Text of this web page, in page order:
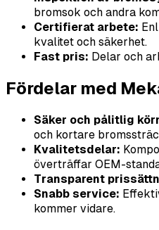
bromsok och andra
Certifierat arbete:
kvalitet och säkerhet.
Fast pris: Delar och
Fördelar med
Säker och pålitlig
och kortare
Kvalitetsdelar:
överträffar OEM-
Transparent
Snabb service:
kommer vidare.